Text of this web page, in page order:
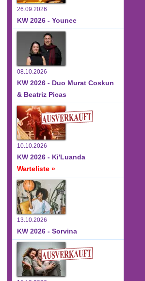
26.09.2026
KW 2026 - Younee
08.10.2026
KW 2026 - Duo Murat Coskun
& Beatriz Picas
10.10.2026
KW 2026 - Ki'Luanda
Warteliste »
13.10.2026
KW 2026 - Sorvina